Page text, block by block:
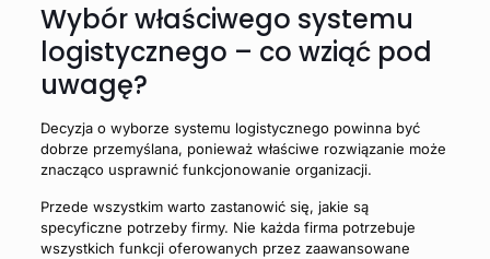
Wybór właściwego systemu
logistycznego – co wziąć pod
uwagę?
Decyzja o wyborze systemu logistycznego powinna być
dobrze przemyślana, ponieważ właściwe rozwiązanie może
znacząco usprawnić funkcjonowanie organizacji.
Przede wszystkim warto zastanowić się, jakie są
specyficzne potrzeby firmy. Nie każda firma potrzebuje
wszystkich funkcji oferowanych przez zaawansowane